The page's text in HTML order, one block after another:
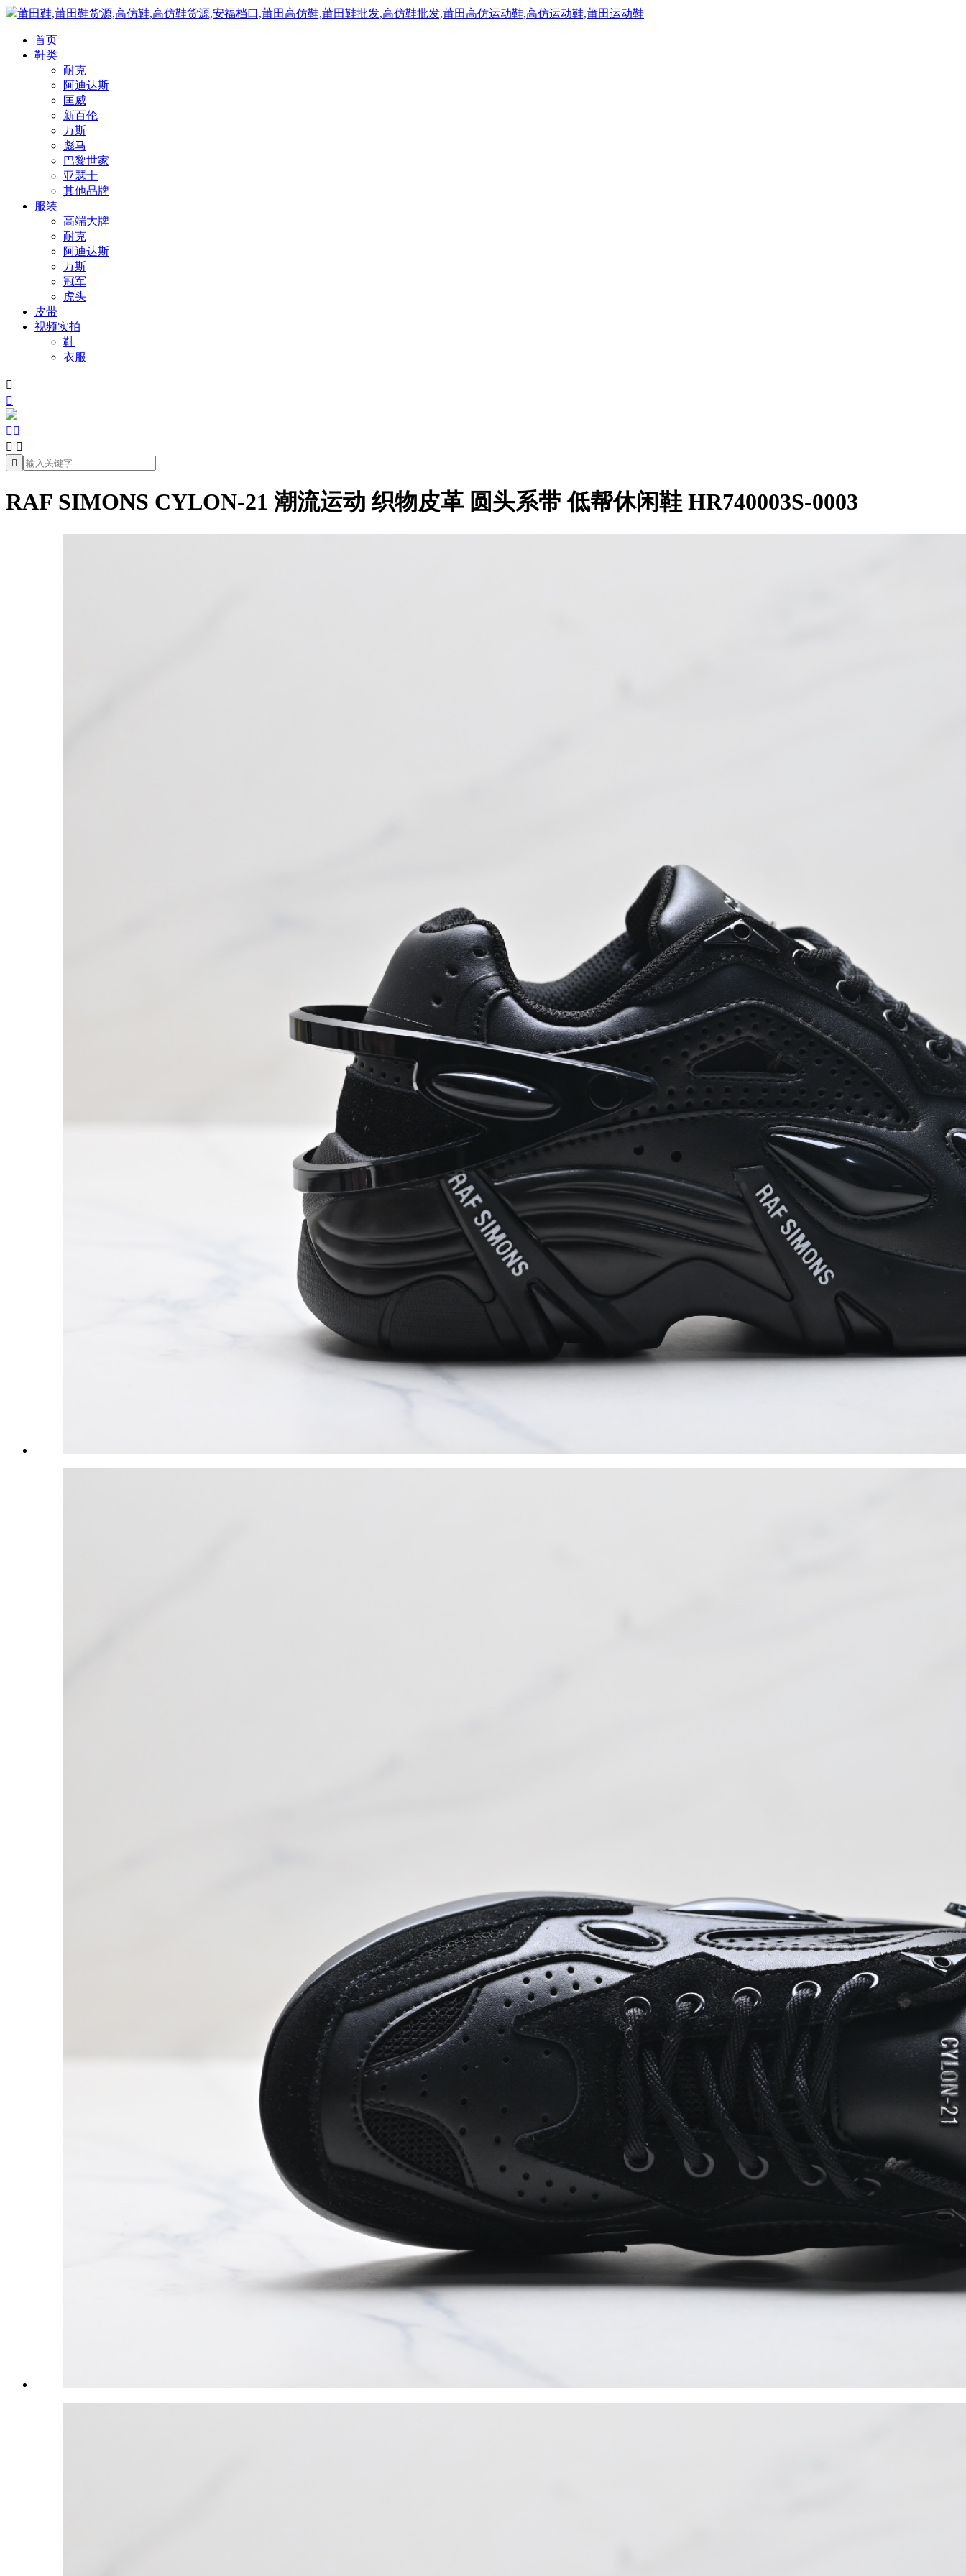
莆田鞋,莆田鞋货源,高仿鞋,高仿鞋货源,安福档口,莆田高仿鞋,莆田鞋批发,高仿鞋批发,莆田高仿运动鞋,高仿运动鞋,莆田运动鞋
首页
鞋类
耐克
阿迪达斯
匡威
新百伦
万斯
彪马
巴黎世家
亚瑟士
其他品牌
服装
高端大牌
耐克
阿迪达斯
万斯
冠军
虎头
皮带
视频实拍
鞋
衣服


 
 

RAF SIMONS CYLON-21 潮流运动 织物皮革 圆头系带 低帮休闲鞋 HR740003S-0003